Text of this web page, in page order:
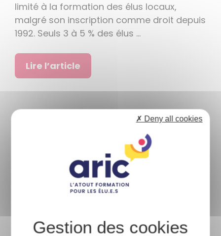
limité à la formation des élus locaux,
malgré son inscription comme droit depuis
1992. Seuls 3 à 5 % des élus …
Lire l’article
✗ Deny all cookies